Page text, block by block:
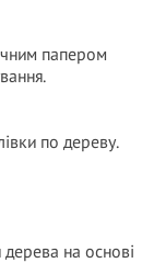
папером
по дереву.
на основі